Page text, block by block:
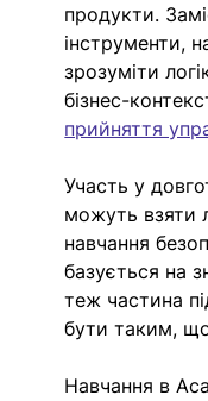
продукти.
інструменти,
зрозуміти
бізнес-
прийняття
Участь у
можуть взяти
навчання
базується на
теж частина
бути таким,
Навчання в